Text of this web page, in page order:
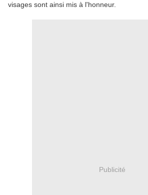
visages sont ainsi mis à l'honneur.
Publicité